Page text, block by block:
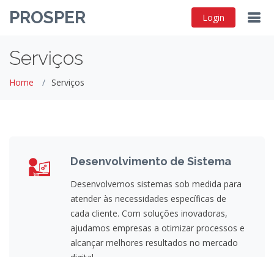
PROSPER Login
Serviços
Home Serviços
Desenvolvimento de Sistema
Desenvolvemos sistemas sob medida para
atender às necessidades específicas de
cada cliente. Com soluções inovadoras,
ajudamos empresas a otimizar processos e
alcançar melhores resultados no mercado